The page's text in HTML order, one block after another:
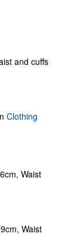
and cuffs
Clothing
Waist
Waist